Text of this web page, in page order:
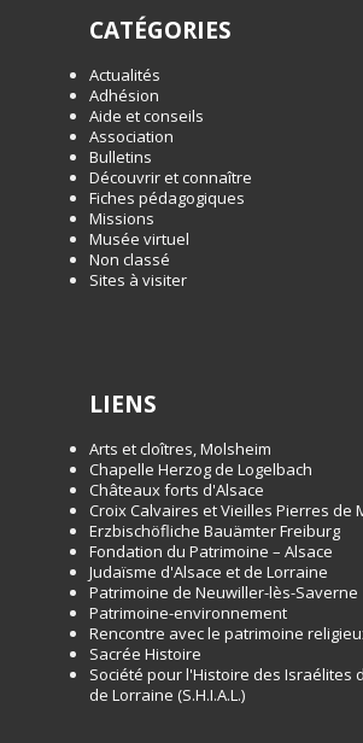
CATÉGORIES
Actualités
Adhésion
Aide et conseils
Association
Bulletins
Découvrir et connaître
Fiches pédagogiques
Missions
Musée virtuel
Non classé
Sites à visiter
LIENS
Arts et cloîtres, Molsheim
Chapelle Herzog de Logelbach
Châteaux forts d'Alsace
Croix Calvaires et Vieilles Pierres de
Erzbischöfliche Bauämter Freiburg
Fondation du Patrimoine – Alsace
Judaïsme d'Alsace et de Lorraine
Patrimoine de Neuwiller-lès-Saverne
Patrimoine-environnement
Rencontre avec le patrimoine
Sacrée Histoire
Société pour l'Histoire des Israélites
de Lorraine (S.H.I.A.L.)